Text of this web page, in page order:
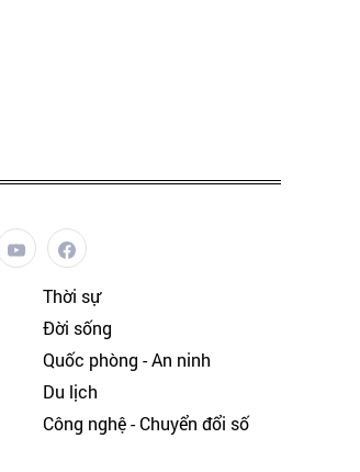
Thời sự
Đời sống
Quốc phòng - An ninh
Du lịch
Công nghệ - Chuyển đổi số